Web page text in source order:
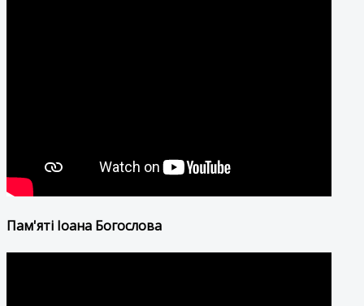
Пам'яті Іоана Богослова